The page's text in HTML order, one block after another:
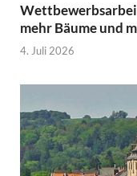
mehr Bäume und
4. Juli 2026